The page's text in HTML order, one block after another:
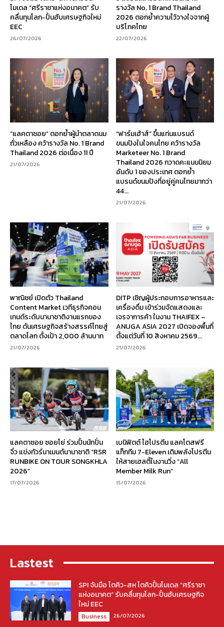
โมเดล “ศรีราชาแห่งอนาคต” รับ
คลื่นทุนโลก-ปั้นฮับเศรษฐกิจใหม่
EEC
26/07/2026
รางวัล No. 1 Brand Thailand
2026 ตอกย้ำความไว้วางใจจากผู้
บริโภคไทย
22/07/2026
“แลคตาซอย” ตอกย้ำผู้นำตลาดนม
ถั่วเหลือง คว้ารางวัล No. 1 Brand
Thailand 2026 ต่อเนื่อง 11 ปี
21/07/2026
“ฟาร์มเฮ้าส์” ขึ้นแท่นแบรนด์
ขนมปังในใจคนไทย คว้ารางวัล
Marketeer No. 1 Brand
Thailand 2026 กวาดคะแนนนิยม
อันดับ 1 ของประเทศ ตอกย้ำ
แบรนด์ขนมปังที่อยู่คู่คนไทยมากว่า
44...
21/07/2026
พาณิชย์ เปิดตัว Thailand
Content Market เวทีธุรกิจคอน
เทนต์ระดับนานาชาติงานแรกของ
ไทย ดันเศรษฐกิจสร้างสรรค์ไทยสู่
ตลาดโลก ตั้งเป้า 2,000 ล้านบาท
21/07/2026
DITP เชิญผู้ประกอบการอาหารและ
เครื่องดื่ม เข้าร่วมจัดแสดงและ
เจรจาการค้า ในงาน THAIFEX –
ANUGA ASIA 2027 เปิดจองพื้นที่
ตั้งแต่วันที่ 10 สิงหาคม 2569...
21/07/2026
แลคตาซอย ซอยโย่ ร่วมปั้นนักปั่น
จิ๋ว แข่งทัวร์นาเมนต์นานาชาติ “RSR
RUNBIKE ON TOUR SONGKHLA
2026”
17/07/2026
เบนิฟิตต์ ไฮโปรตีน แลคโตสฟรี
แท็กทีม 7-Eleven เติมพลังโปรตีน
ให้สายเฮลตี้ในงานวิ่ง “All
Member Milk Run”
15/07/2026
Lastest
SPI จับมือ โตคิว-สห โตคิวปั้นโมเดล “ศรีราชา
แห่งอนาคต” รับคลื่นทุนโลก-ปั้นฮับเศรษฐกิจ
ใหม่ EEC
Business 26/07/2026